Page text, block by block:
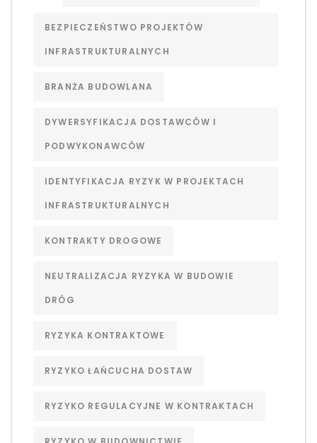
BEZPIECZEŃSTWO PROJEKTÓW
INFRASTRUKTURALNYCH
BRANŻA BUDOWLANA
DYWERSYFIKACJA DOSTAWCÓW I
PODWYKONAWCÓW
IDENTYFIKACJA RYZYK W PROJEKTACH
INFRASTRUKTURALNYCH
KONTRAKTY DROGOWE
NEUTRALIZACJA RYZYKA W BUDOWIE
DRÓG
RYZYKA KONTRAKTOWE
RYZYKO ŁAŃCUCHA DOSTAW
RYZYKO REGULACYJNE W KONTRAKTACH